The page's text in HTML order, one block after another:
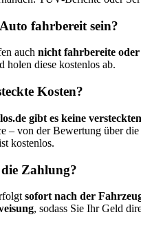
fahrbereit sein?
auch nicht fahrbereite oder
holen diese kostenlos ab.
Kosten?
gibt es keine
– von der Bewertung über
kostenlos.
Zahlung?
sofort nach der
, sodass Sie Ihr Geld